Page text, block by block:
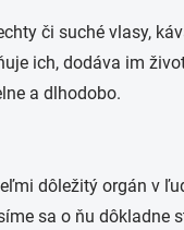
či suché vlasy,
uje ich, dodáva im ži
a dlhodobo.
dôležitý orgán v
sa o ňu dôkladne